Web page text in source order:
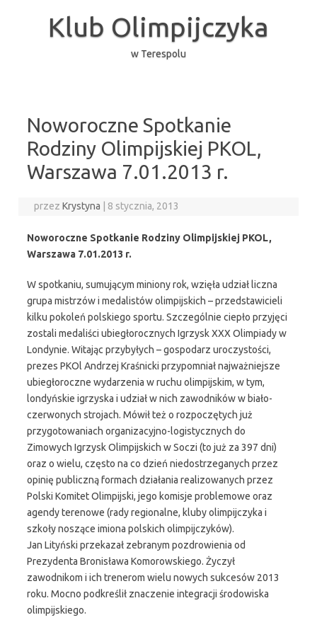
Klub Olimpijczyka
w Terespolu
Noworoczne Spotkanie
Rodziny Olimpijskiej PKOL,
Warszawa 7.01.2013 r.
przezKrystyna 8 stycznia, 2013
Noworoczne Spotkanie Rodziny Olimpijskiej PKOL,
Warszawa 7.01.2013 r.
W spotkaniu, sumującym miniony rok, wzięła udział liczna
grupa mistrzów i medalistów olimpijskich – przedstawicieli
kilku pokoleń polskiego sportu. Szczególnie ciepło przyjęci
zostali medaliści ubiegłorocznych Igrzysk XXX Olimpiady w
Londynie. Witając przybyłych – gospodarz uroczystości,
prezes PKOl Andrzej Kraśnicki przypomniał najważniejsze
ubiegłoroczne wydarzenia w ruchu olimpijskim, w tym,
londyńskie igrzyska i udział w nich zawodników w biało-
czerwonych strojach. Mówił też o rozpoczętych już
przygotowaniach organizacyjno-logistycznych do
Zimowych Igrzysk Olimpijskich w Soczi (to już za 397 dni)
oraz o wielu, często na co dzień niedostrzeganych przez
opinię publiczną formach działania realizowanych przez
Polski Komitet Olimpijski, jego komisje problemowe oraz
agendy terenowe (rady regionalne, kluby olimpijczyka i
szkoły noszące imiona polskich olimpijczyków).
Jan Lityński przekazał zebranym pozdrowienia od
Prezydenta Bronisława Komorowskiego. Życzył
zawodnikom i ich trenerom wielu nowych sukcesów 2013
roku. Mocno podkreślił znaczenie integracji środowiska
olimpijskiego.